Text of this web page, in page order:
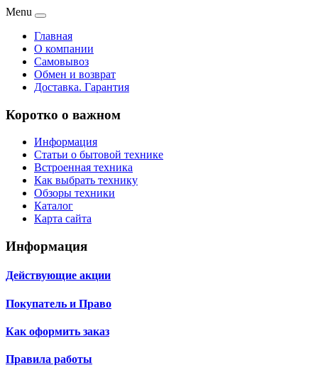
Menu
Главная
О компании
Самовывоз
Обмен и возврат
Доставка. Гарантия
Коротко о важном
Информация
Статьи о бытовой технике
Встроенная техника
Как выбрать технику
Обзоры техники
Каталог
Карта сайта
Информация
Действующие акции
Покупатель и Право
Как оформить заказ
Правила работы